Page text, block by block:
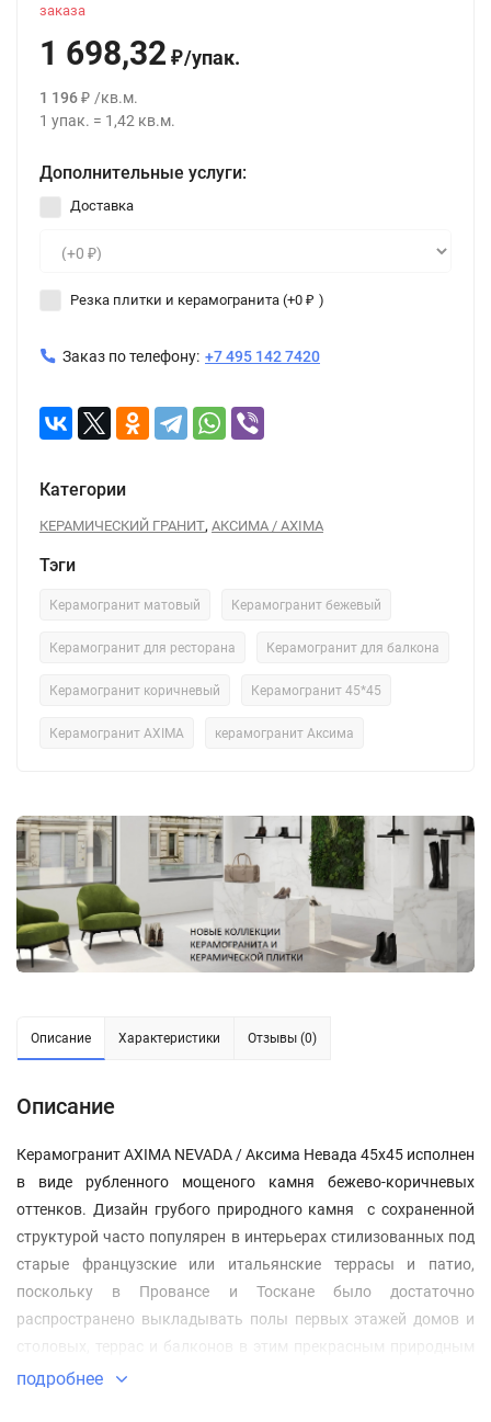
заказа
1 698,32 ₽/упак.
1 196 ₽ /кв.м.
1 упак. = 1,42 кв.м.
Дополнительные услуги:
Доставка
Резка плитки и керамогранита (+0 ₽ )
Заказ по телефону: +7 495 142 7420
Категории
КЕРАМИЧЕСКИЙ ГРАНИТ, АКСИМА / AXIMA
Тэги
Керамогранит матовый Керамогранит бежевый
Керамогранит для ресторана Керамогранит для балкона
Керамогранит коричневый Керамогранит 45*45
Керамогранит AXIMA керамогранит Аксима
Описание Характеристики Отзывы (0)
Описание
Керамогранит AXIMA NEVADA / Аксима Невада 45x45 исполнен
в виде рубленного мощеного камня бежево-коричневых
оттенков. Дизайн грубого природного камня с сохраненной
структурой часто популярен в интерьерах стилизованных под
старые французские или итальянские террасы и патио,
поскольку в Провансе и Тоскане было достаточно
распространено выкладывать полы первых этажей домов и
столовых, террас и балконов в этим прекрасным природным
материалом. Бежевые и коричневые оттенки, натуральная
подробнее